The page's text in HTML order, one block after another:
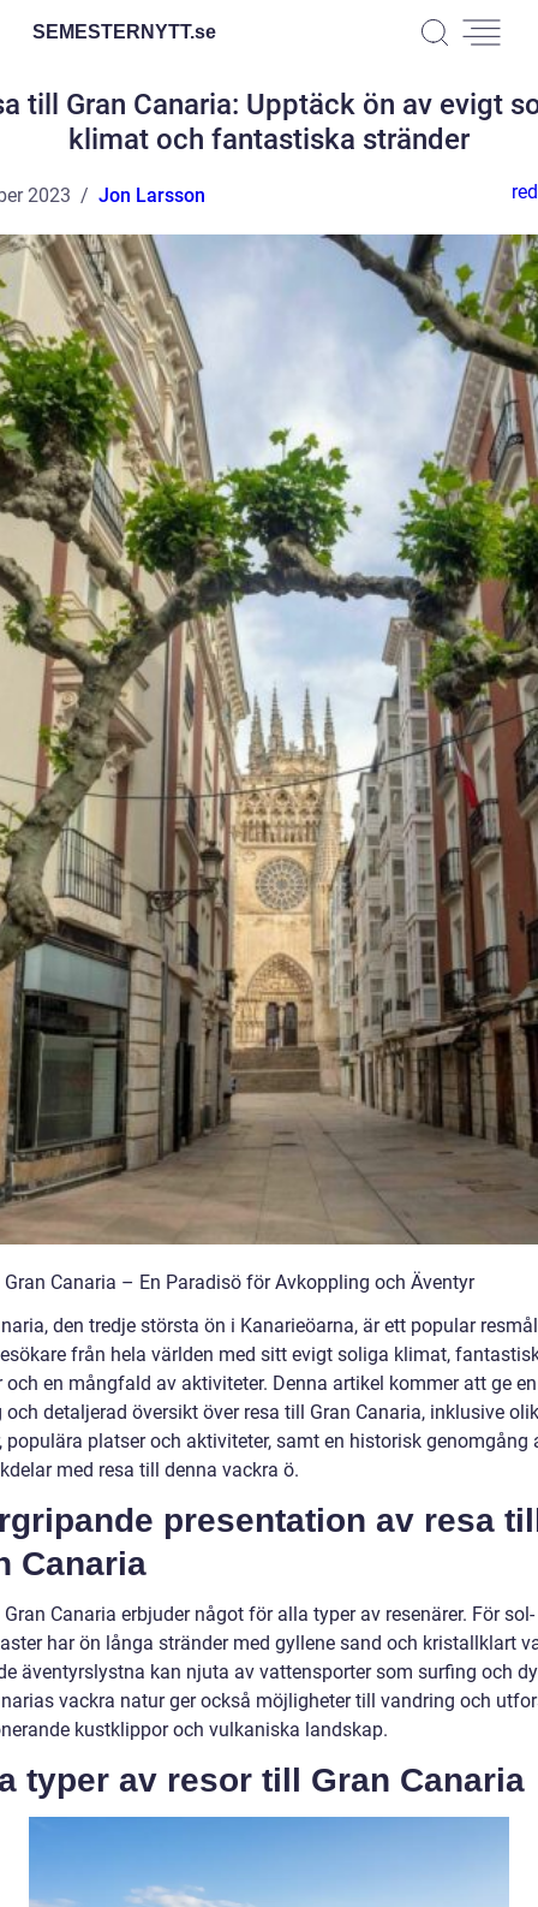
SEMESTERNYTT.se
till Gran Canaria: Upptäck ön av evigt
klimat och fantastiska stränder
2023 Jon Larsson
Gran Canaria – En Paradisö för Avkoppling och Äventyr
den tredje största ön i Kanarieöarna, är ett popular
från hela världen med sitt evigt soliga klimat,
och en mångfald av aktiviteter. Denna artikel kommer att ge en
och detaljerad översikt över resa till Gran Canaria, inklusive
populära platser och aktiviteter, samt en historisk genomgång
med resa till denna vackra ö.
presentation av resa
Canaria
Canaria erbjuder något för alla typer av resenärer. För
har ön långa stränder med gyllene sand och kristallklart
äventyrslystna kan njuta av vattensporter som surfing och
vackra natur ger också möjligheter till vandring och
kustklippor och vulkaniska landskap.
typer av resor till Gran Canaria